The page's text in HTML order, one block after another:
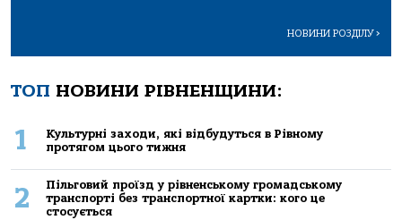
НОВИНИ РОЗДІЛУ>
ТОП НОВИНИ РІВНЕНЩИНИ:
1
Культурні заходи, які відбудуться в Рівному
протягом цього тижня
2
Пільговий проїзд у рівненському громадському
транспорті без транспортної картки: кого це
стосується